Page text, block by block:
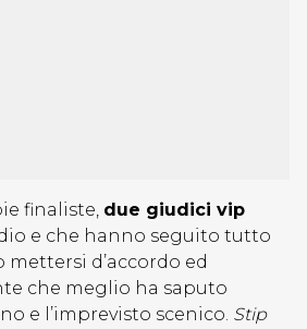
finaliste, due giudici vip
e che hanno seguito tutto
mettersi d’accordo ed
che meglio ha saputo
e l’imprevisto scenico. Stip